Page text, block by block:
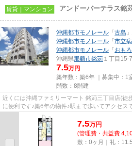
賃貸｜マンション アンドーバーテラス銘
沖縄都市モノレール 「 古島
沖縄都市モノレール 「 市立
沖縄都市モノレール 「 おも
沖縄県那覇市銘苅 １丁目15-7
7.5万円
築年数：築6年 ｜募集中： 1
階数：8階建
近くには沖縄ファミリーマート 銘苅三丁目店(徒
に便利です♪築6年の物件♪駅まで歩いてアクセス
る物件です♪共用部には敷地...
7.5万円
(管理費・共益費
敷：0ヶ月｜礼：